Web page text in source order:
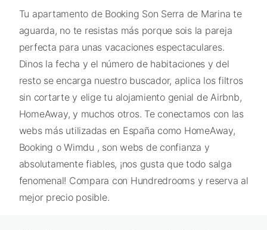
Tu apartamento de Booking Son Serra de Marina te
aguarda, no te resistas más porque sois la pareja
perfecta para unas vacaciones espectaculares.
Dinos la fecha y el número de habitaciones y del
resto se encarga nuestro buscador, aplica los filtros
sin cortarte y elige tu alojamiento genial de Airbnb,
HomeAway, y muchos otros. Te conectamos con las
webs más utilizadas en España como HomeAway,
Booking o Wimdu , son webs de confianza y
absolutamente fiables, ¡nos gusta que todo salga
fenomenal! Compara con Hundredrooms y reserva al
mejor precio posible.